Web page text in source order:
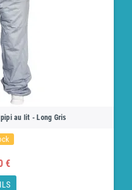
au lit - Long Gris
€